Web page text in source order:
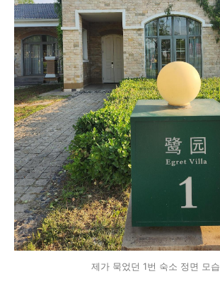
제가 묵었던 1번 숙소 정면 모습